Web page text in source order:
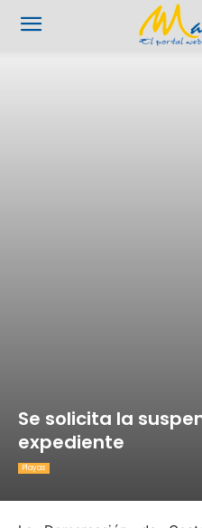
Se solicita la
expediente
Playas